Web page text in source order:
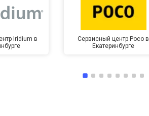
Iridium в
Сервисный центр Poco в
Екатеринбурге